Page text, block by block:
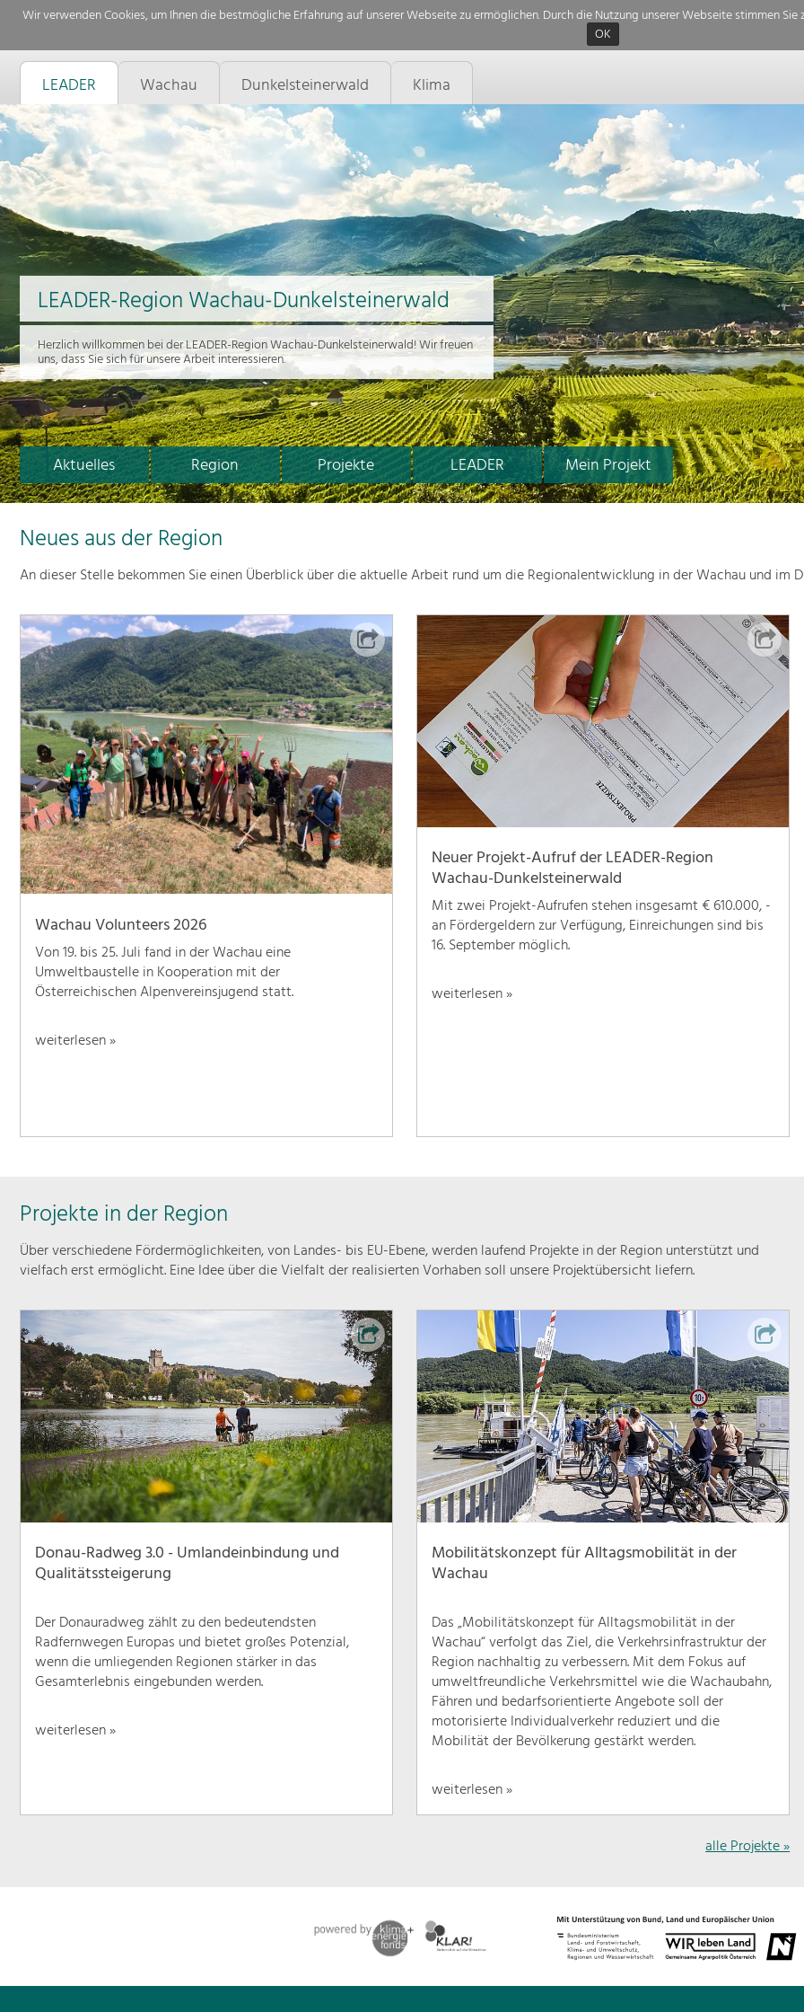
Wir verwenden Cookies, um Ihnen die bestmögliche Erfahrung auf unserer Webseite zu ermöglichen. Durch die Nutzung unserer Webseite stimmen
OK
LEADER Wachau Dunkelsteinerwald Klima
Aktuelles Region Projekte LEADER Mein Projekt
LEADER-Region Wachau-Dunkelsteinerwald
Herzlich willkommen bei der LEADER-Region Wachau-Dunkelsteinerwald! Wir freuen
uns, dass Sie sich für unsere Arbeit interessieren.
Neues aus der Region
An dieser Stelle bekommen Sie einen Überblick über die aktuelle Arbeit rund um die Regionalentwicklung in der Wachau und im
Wachau Volunteers 2026
Von 19. bis 25. Juli fand in der Wachau eine
Umweltbaustelle in Kooperation mit der
Österreichischen Alpenvereinsjugend statt.
weiterlesen »
Neuer Projekt-Aufruf der LEADER-Region
Wachau-Dunkelsteinerwald
Mit zwei Projekt-Aufrufen stehen insgesamt € 610.000, -
an Fördergeldern zur Verfügung, Einreichungen sind bis
16. September möglich.
weiterlesen »
Projekte in der Region
Über verschiedene Fördermöglichkeiten, von Landes- bis EU-Ebene, werden laufend Projekte in der Region unterstützt und
vielfach erst ermöglicht. Eine Idee über die Vielfalt der realisierten Vorhaben soll unsere Projektübersicht liefern.
Donau-Radweg 3.0 - Umlandeinbindung und
Qualitätssteigerung
Der Donauradweg zählt zu den bedeutendsten
Radfernwegen Europas und bietet großes Potenzial,
wenn die umliegenden Regionen stärker in das
Gesamterlebnis eingebunden werden.
weiterlesen »
Mobilitätskonzept für Alltagsmobilität in der
Wachau
Das „Mobilitätskonzept für Alltagsmobilität in der
Wachau“ verfolgt das Ziel, die Verkehrsinfrastruktur der
Region nachhaltig zu verbessern. Mit dem Fokus auf
umweltfreundliche Verkehrsmittel wie die Wachaubahn,
Fähren und bedarfsorientierte Angebote soll der
motorisierte Individualverkehr reduziert und die
Mobilität der Bevölkerung gestärkt werden.
weiterlesen »
alle Projekte »